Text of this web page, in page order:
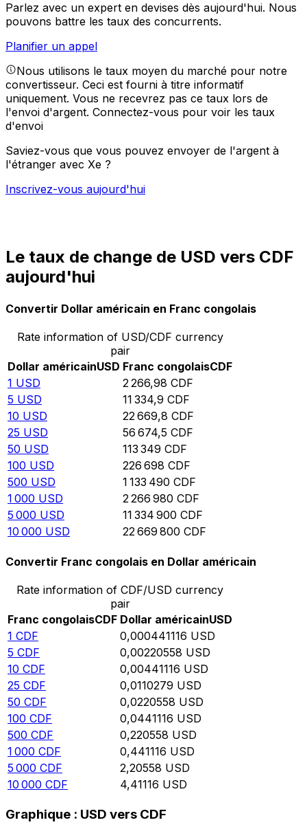
Parlez avec un expert en devises dès aujourd'hui. Nous
pouvons battre les taux des concurrents.
Planifier un appel
Nous utilisons le taux moyen du marché pour notre
convertisseur. Ceci est fourni à titre informatif
uniquement. Vous ne recevrez pas ce taux lors de
l'envoi d'argent. Connectez-vous pour voir les taux
d'envoi
Saviez-vous que vous pouvez envoyer de l'argent à
l'étranger avec Xe ?
Inscrivez-vous aujourd'hui
Le taux de change de USD vers CDF
aujourd'hui
Convertir Dollar américain en Franc congolais
Rate information of USD/CDF currency
pair
Dollar américainUSD Franc congolaisCDF
1 USD 2 266,98 CDF
5 USD 11 334,9 CDF
10 USD 22 669,8 CDF
25 USD 56 674,5 CDF
50 USD 113 349 CDF
100 USD 226 698 CDF
500 USD 1 133 490 CDF
1 000 USD 2 266 980 CDF
5 000 USD 11 334 900 CDF
10 000 USD 22 669 800 CDF
Convertir Franc congolais en Dollar américain
Rate information of CDF/USD currency
pair
Franc congolaisCDF Dollar américainUSD
1 CDF 0,000441116 USD
5 CDF 0,00220558 USD
10 CDF 0,00441116 USD
25 CDF 0,0110279 USD
50 CDF 0,0220558 USD
100 CDF 0,0441116 USD
500 CDF 0,220558 USD
1 000 CDF 0,441116 USD
5 000 CDF 2,20558 USD
10 000 CDF 4,41116 USD
Graphique : USD vers CDF